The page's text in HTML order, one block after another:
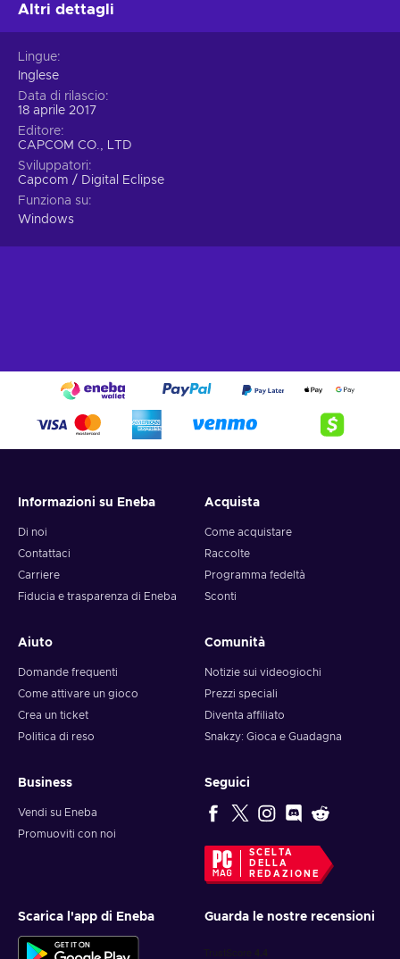
Altri dettagli
Lingue
Inglese
Data di rilascio
18 aprile 2017
Editore
CAPCOM CO., LTD
Sviluppatori
Capcom / Digital Eclipse
Funziona su
Windows
Informazioni su Eneba
Di noi
Contattaci
Carriere
Fiducia e trasparenza di Eneba
Acquista
Come acquistare
Raccolte
Programma fedeltà
Sconti
Aiuto
Domande frequenti
Come attivare un gioco
Crea un ticket
Politica di reso
Comunità
Notizie sui videogiochi
Prezzi speciali
Diventa affiliato
Snakzy: Gioca e Guadagna
Business
Vendi su Eneba
Promuoviti con noi
Seguici
SCELTA
DELLA
REDAZIONE
Scarica l'app di Eneba Guarda le nostre recensioni